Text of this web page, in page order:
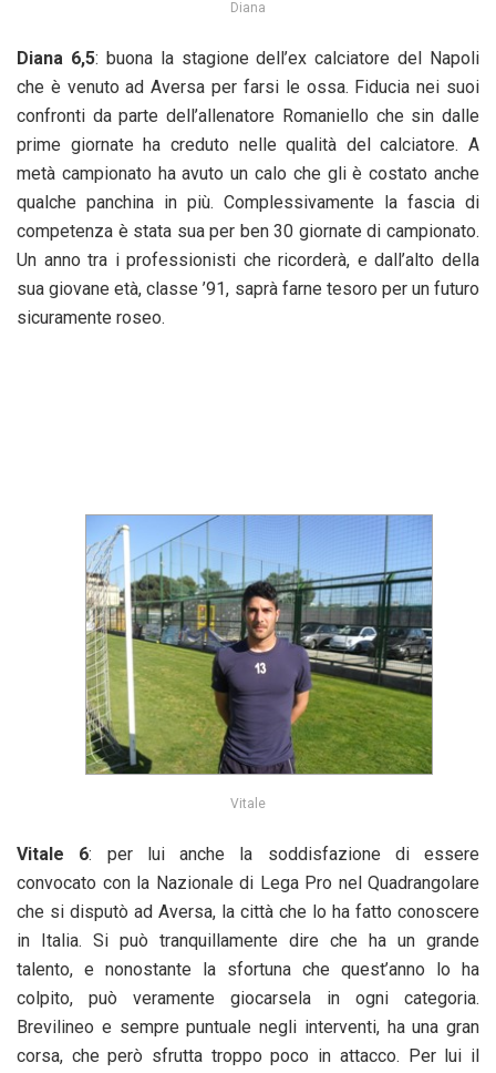
Diana
Diana 6,5: buona la stagione dell’ex calciatore del Napoli
che è venuto ad Aversa per farsi le ossa. Fiducia nei suoi
confronti da parte dell’allenatore Romaniello che sin dalle
prime giornate ha creduto nelle qualità del calciatore. A
metà campionato ha avuto un calo che gli è costato anche
qualche panchina in più. Complessivamente la fascia di
competenza è stata sua per ben 30 giornate di campionato.
Un anno tra i professionisti che ricorderà, e dall’alto della
sua giovane età, classe ’91, saprà farne tesoro per un futuro
sicuramente roseo.
Vitale
Vitale 6: per lui anche la soddisfazione di essere
convocato con la Nazionale di Lega Pro nel Quadrangolare
che si disputò ad Aversa, la città che lo ha fatto conoscere
in Italia. Si può tranquillamente dire che ha un grande
talento, e nonostante la sfortuna che quest’anno lo ha
colpito, può veramente giocarsela in ogni categoria.
Brevilineo e sempre puntuale negli interventi, ha una gran
corsa, che però sfrutta troppo poco in attacco. Per lui il